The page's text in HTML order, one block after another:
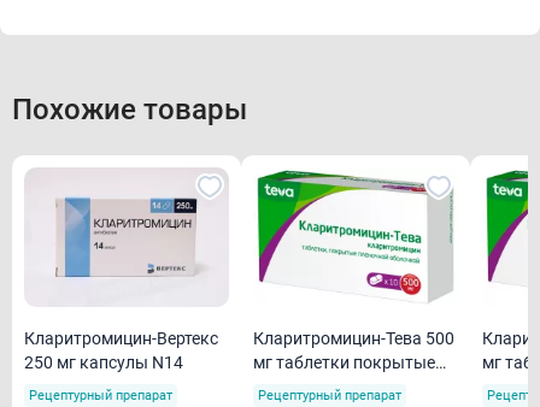
Похожие товары
Кларитромицин-Вертекс
250 мг капсулы N14
Рецептурный препарат
Кларитромицин-Тева 500
мг таблетки покрытые
пленочной оболочкой
Рецептурный препарат
мг